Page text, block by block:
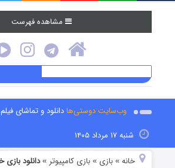
مشاهده فهرست
وب‌سایت دوستی‌هادانلود و تماشای فیلم
شنبه ۱۷ مرداد ۱۴۰۵
خانه »بازی »بازی کامپیوتر »